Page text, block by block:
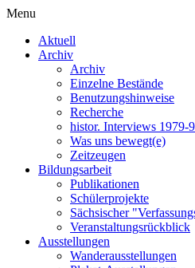
Menu
Aktuell
Archiv
Archiv
Einzelne Bestände
Benutzungshinweise
Recherche
histor. Interviews 1979-
Was uns bewegt(e)
Zeitzeugen
Bildungsarbeit
Publikationen
Schülerprojekte
Sächsischer
Veranstaltungsrückblick
Ausstellungen
Wanderausstellungen